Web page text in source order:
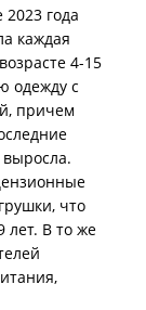
года
каждая
4-15
одежду с
причем
что
лет. В то же